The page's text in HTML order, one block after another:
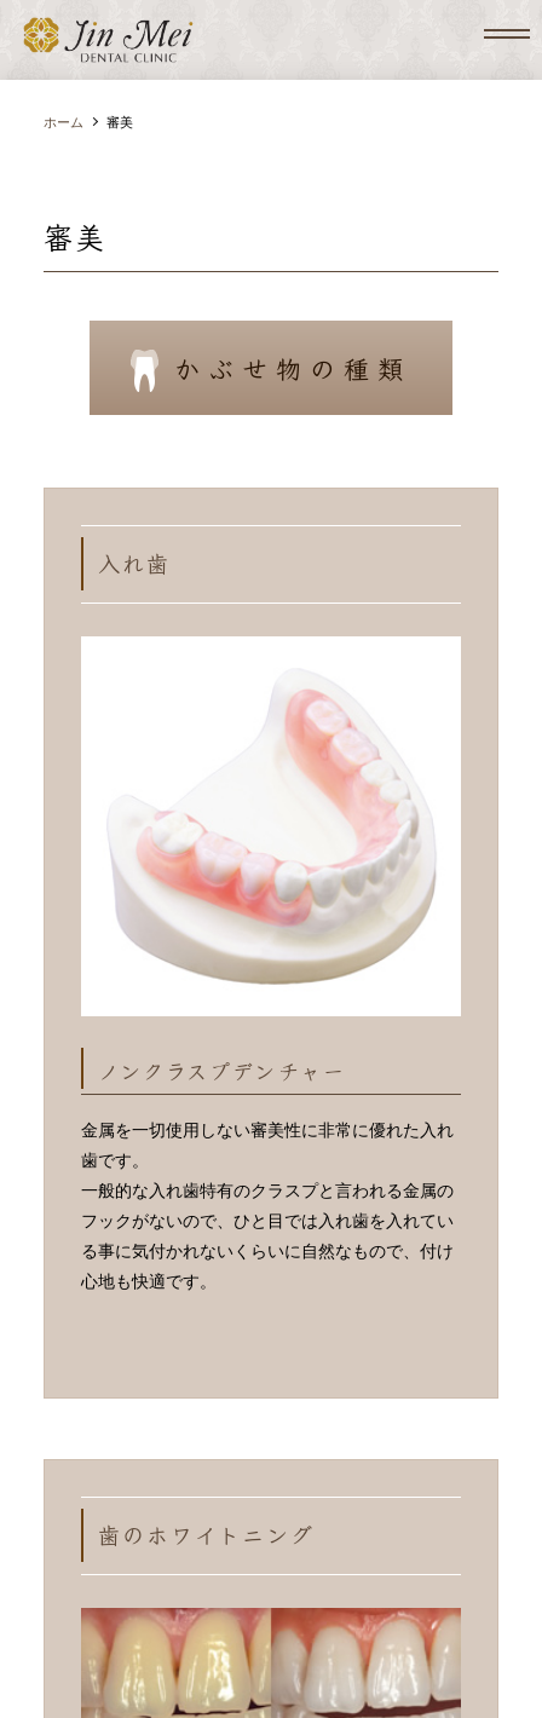
ホーム 審美
審美
入れ歯
ノンクラスプデンチャー
金属を一切使用しない審美性に非常に優れた入れ
歯です。
一般的な入れ歯特有のクラスプと言われる金属の
フックがないので、ひと目では入れ歯を入れてい
る事に気付かれないくらいに自然なもので、付け
心地も快適です。
歯のホワイトニング